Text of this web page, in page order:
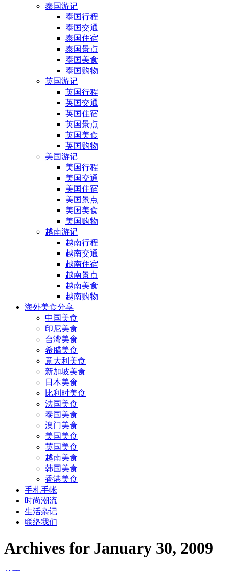
泰国游记
泰国行程
泰国交通
泰国住宿
泰国景点
泰国美食
泰国购物
英国游记
英国行程
英国交通
英国住宿
英国景点
英国美食
英国购物
美国游记
美国行程
美国交通
美国住宿
美国景点
美国美食
美国购物
越南游记
越南行程
越南交通
越南住宿
越南景点
越南美食
越南购物
海外美食分享
中国美食
印尼美食
台湾美食
希腊美食
意大利美食
新加坡美食
日本美食
比利时美食
法国美食
泰国美食
澳门美食
美国美食
英国美食
越南美食
韩国美食
香港美食
手札手帐
时尚潮流
生活杂记
联络我们
Archives for January 30, 2009